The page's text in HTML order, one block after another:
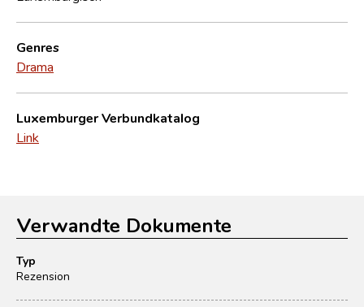
Genres
Drama
Luxemburger Verbundkatalog
Link
Verwandte Dokumente
Typ
Rezension